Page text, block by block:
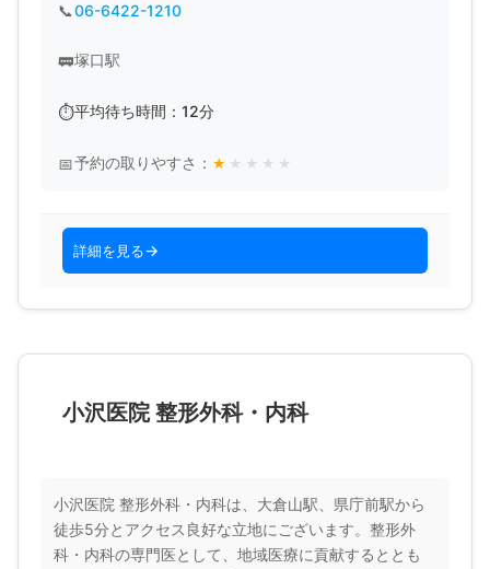
06-6422-1210
塚口駅
平均待ち時間：12分
予約の取りやすさ： ★ ★ ★ ★ ★
詳細を見る
小沢医院 整形外科・内科
小沢医院 整形外科・内科は、大倉山駅、県庁前駅から
徒歩5分とアクセス良好な立地にございます。整形外
科・内科の専門医として、地域医療に貢献するととも